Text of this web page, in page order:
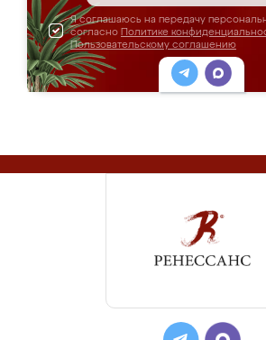
Я соглашаюсь на передачу
согласно Политике
Пользовательскому соглашению